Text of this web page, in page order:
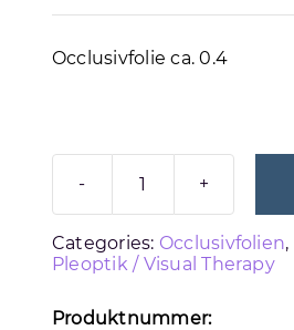
Occlusivfolie ca. 0.4
OCCLUSIVFOLIE
Menge
Categories: Occlusivfolien,
Pleoptik / Visual Therapy
Produktnummer: